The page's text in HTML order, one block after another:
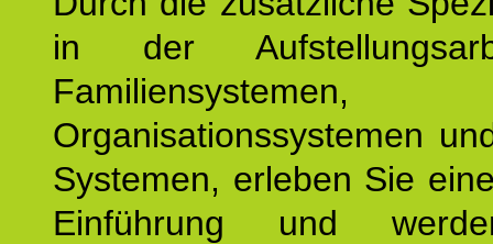
in der
Familiensystemen,
Organisationssystemen
Systemen, erleben Sie
Einführung und